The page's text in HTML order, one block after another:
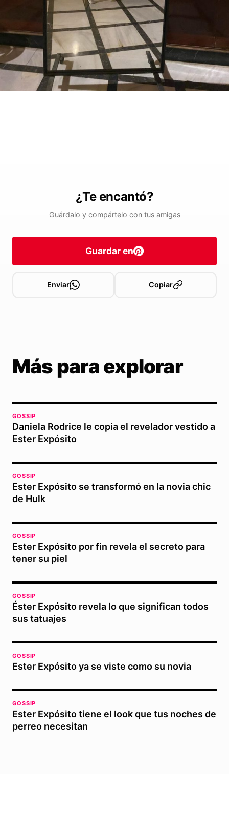
¿Te encantó?
Guárdalo y compártelo con tus amigas
Guardar en
Enviar Copiar
Más para explorar
GOSSIP
Daniela Rodrice le copia el revelador vestido a
Ester Expósito
GOSSIP
Ester Expósito se transformó en la novia chic
de Hulk
GOSSIP
Ester Expósito por fin revela el secreto para
tener su piel
GOSSIP
Éster Expósito revela lo que significan todos
sus tatuajes
GOSSIP
Ester Expósito ya se viste como su novia
GOSSIP
Ester Expósito tiene el look que tus noches de
perreo necesitan